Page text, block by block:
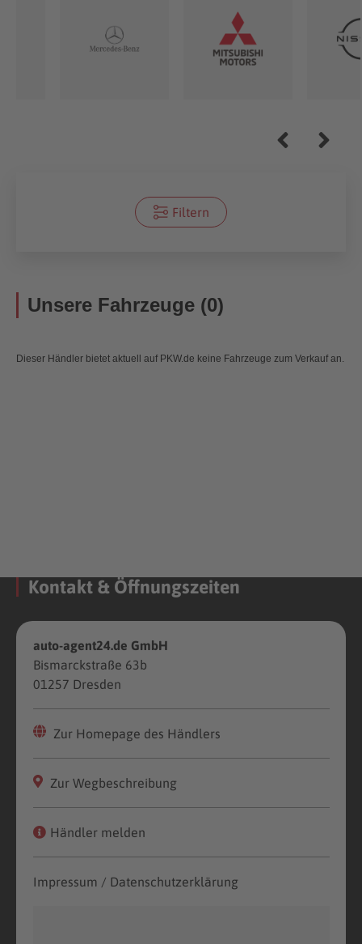
Filtern
Unsere Fahrzeuge (0)
Dieser Händler bietet aktuell auf PKW.de keine Fahrzeuge zum Verkauf an.
Kontakt & Öffnungszeiten
auto-agent24.de GmbH
Bismarckstraße 63b
01257 Dresden
Zur Homepage des Händlers
Zur Wegbeschreibung
Händler melden
Impressum / Datenschutzerklärung